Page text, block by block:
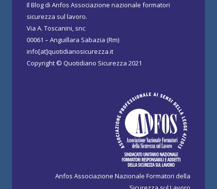
Il Blog di Anfos Associazione nazionale formatori
sicurezza sul lavoro.
Via A. Toscanini, snc
00061 – Anguillara Sabazia (Rm)
info[at]quotidianosicurezza.it
Copyright © Quotidiano Sicurezza 2021
Anfos Associazione Nazionale Formatori della